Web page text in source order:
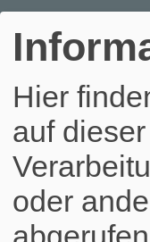
Hier
auf
oder